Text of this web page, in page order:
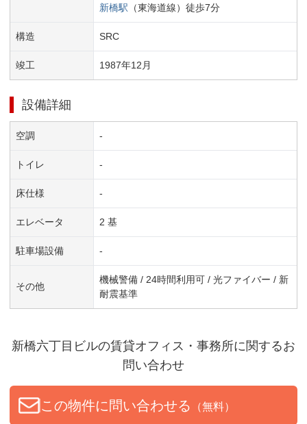
新橋駅 （東海道線） 徒歩7分
構造 SRC
竣工 1987年12 月
設備詳細
空調 -
トイレ -
床仕様 -
エレベータ 2 基
駐車場設備 -
その他
機械警備 / 24時間利用可 / 光ファイバー / 新
耐震基準
新橋六丁目ビルの賃貸オフィス・事務所に関するお
問い合わせ
この物件に問い合わせる （無料）